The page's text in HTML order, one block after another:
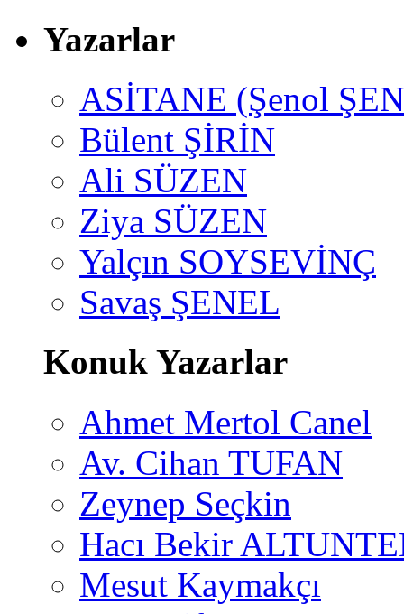
Yazarlar
ASİTANE (Şenol
Bülent ŞİRİN
Ali SÜZEN
Ziya SÜZEN
Yalçın SOYSEVİNÇ
Savaş ŞENEL
Konuk Yazarlar
Ahmet Mertol Canel
Av. Cihan TUFAN
Zeynep Seçkin
Hacı Bekir
Mesut Kaymakçı